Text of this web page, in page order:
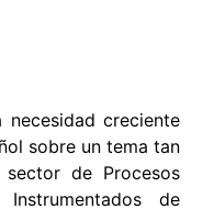
creciente
sobre un tema tan
de Procesos
de